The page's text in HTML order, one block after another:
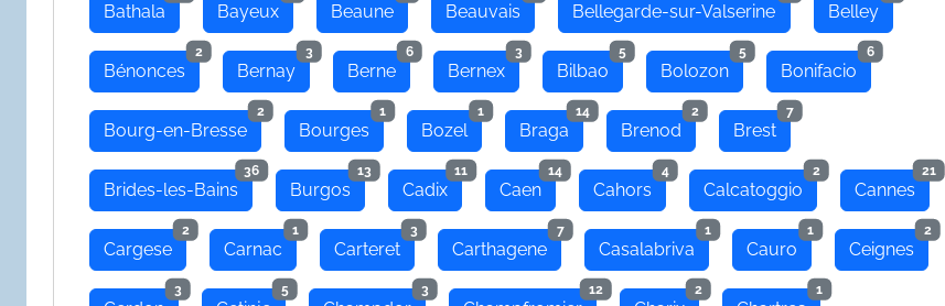
Bathala Bayeux Beaune Beauvais Bellegarde-sur-Valserine Belley
Bénonces
2
Bernay
3
Berne
6
Bernex
3
Bilbao
5
Bolozon
5
Bonifacio
6
Bourg-en-Bresse
2
Bourges
1
Bozel
1
Braga
14
Brenod
2
Brest
7
Brides-les-Bains
36
Burgos
13
Cadix
11
Caen
14
Cahors
4
Calcatoggio
2
Cannes
21
Cargese
2
Carnac
1
Carteret
3
Carthagene
7
Casalabriva
1
Cauro
1
Ceignes
2
3 5 3 12 2 1